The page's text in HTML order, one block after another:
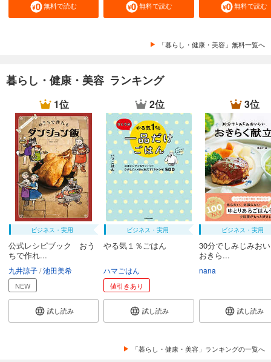
無料で読む 無料で読む 無料で読む
「暮らし・健康・美容」無料一覧へ
暮らし・健康・美容 ランキング
1位
ビジネス・実用
公式レシピブック おう
ちで作れ...
九井諒子 池田美希
NEW
試し読み
2位
ビジネス・実用
やる気１％ごはん
ハマごはん
値引きあり
試し読み
3位
ビジネス・実用
30分でしみじみお
おきら...
nana
試し読み
「暮らし・健康・美容」ランキングの一覧へ